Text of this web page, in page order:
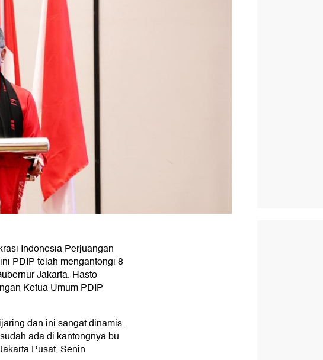
Indonesia Perjuangan
PDIP telah mengantongi 8
Jakarta. Hasto
Ketua Umum PDIP
dan ini sangat dinamis.
ada di kantongnya bu
Pusat, Senin